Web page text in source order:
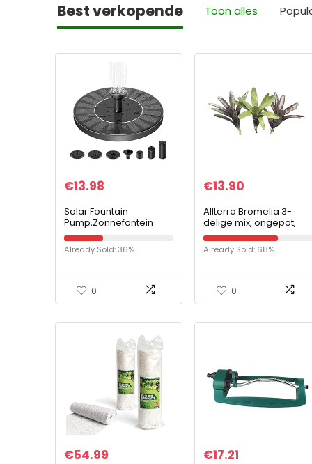
Best verkopende Toon alles
€13.98
Solar Fountain
Pump,Zonnefontein
pomp, 1.4W,zonne-
energie, voor
vogelbad, aquarium,
Already Sold: 36%
0
€13.90
Allterra Bromelia 3-
delige mix, ongepot,
bromeliegroei
Already Sold: 68%
0
€54.99 €17.21